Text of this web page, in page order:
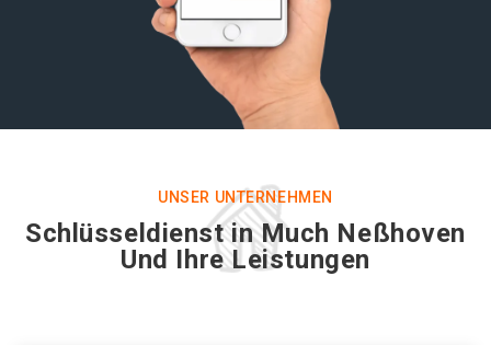
UNSER UNTERNEHMEN
Schlüsseldienst in Much Neßhoven
Und Ihre Leistungen